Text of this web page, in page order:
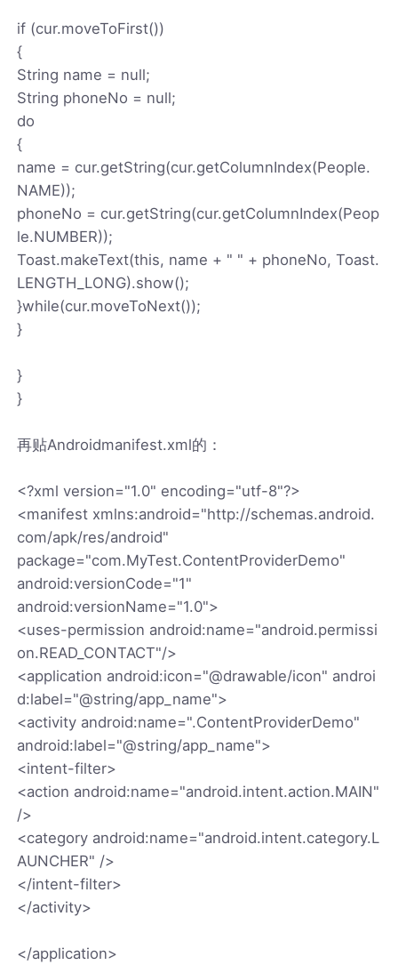
if (cur.moveToFirst())
{
String name = null;
String phoneNo = null;
do
{
name = cur.getString(cur.getColumnIndex(People.
NAME));
phoneNo = cur.getString(cur.getColumnIndex(Peop
le.NUMBER));
Toast.makeText(this, name + " " + phoneNo, Toast.
LENGTH_LONG).show();
}while(cur.moveToNext());
}
}
}
再贴Androidmanifest.xml的：
<?xml version="1.0" encoding="utf-8"?>
<manifest xmlns:android="http://schemas.android.
com/apk/res/android"
package="com.MyTest.ContentProviderDemo"
android:versionCode="1"
android:versionName="1.0">
<uses-permission android:name="android.permissi
on.READ_CONTACT"/>
<application android:icon="@drawable/icon" androi
d:label="@string/app_name">
<activity android:name=".ContentProviderDemo"
android:label="@string/app_name">
<intent-filter>
<action android:name="android.intent.action.MAIN"
/>
<category android:name="android.intent.category.L
AUNCHER" />
</intent-filter>
</activity>
</application>